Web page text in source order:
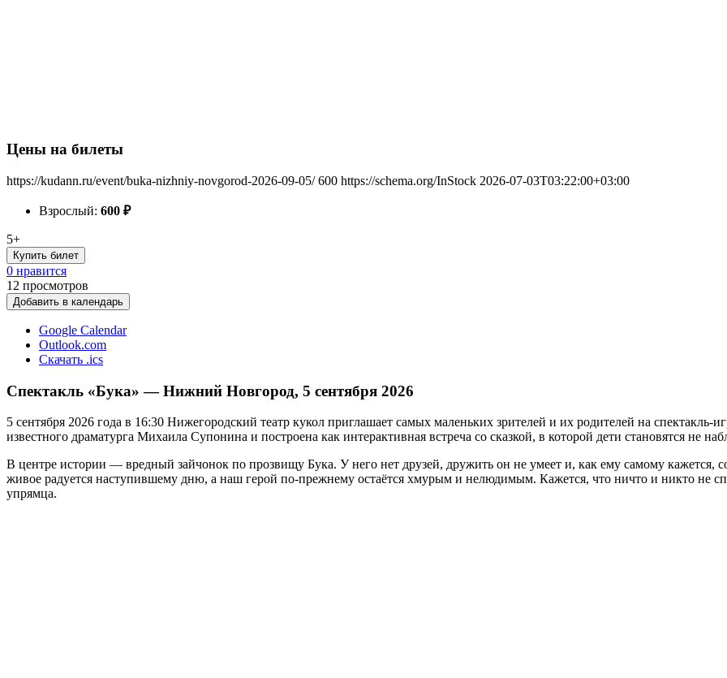
Цены на билеты
https://kudann.ru/event/buka-nizhniy-novgorod-2026-09-05/ 600 https://schema.org/InStock 2026-07-03T03:22:00+03:00
Взрослый: 600 ₽
5+
Купить билет
0 нравится
12 просмотров
Добавить в календарь
Google Calendar
Outlook.com
Скачать .ics
Спектакль «Бука» — Нижний Новгород, 5 сентября 2026
5 сентября 2026 года в 16:30 Нижегородский театр кукол приглашает самых маленьких зрителей и их родителей на спектакль-
известного драматурга Михаила Супонина и построена как интерактивная встреча со сказкой, в которой дети становятся не
В центре истории — вредный зайчонок по прозвищу Бука. У него нет друзей, дружить он не умеет и, как ему самому кажется,
живое радуется наступившему дню, а наш герой по-прежнему остаётся хмурым и нелюдимым. Кажется, что ничто и никто не
упрямца.